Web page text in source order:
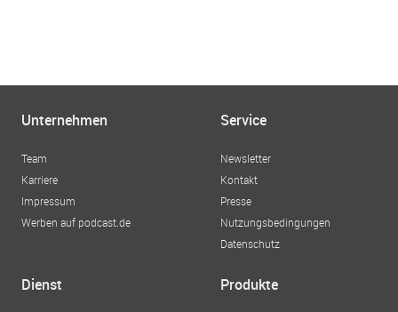
Unternehmen
Team
Karriere
Impressum
Werben auf podcast.de
Service
Newsletter
Kontakt
Presse
Nutzungsbedingungen
Datenschutz
Dienst Produkte